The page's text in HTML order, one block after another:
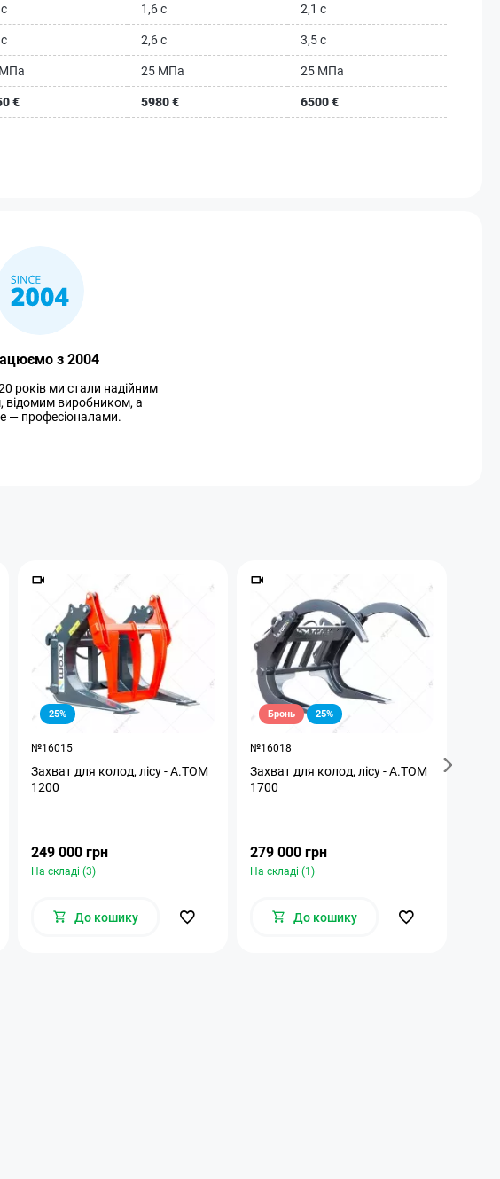
1,6 с 2,1 с
2,6 с 3,5 с
25 МПа 25 МПа
€ 5980 € 6500 €
з 2004
років ми стали надійним
відомим виробником, а
— професіоналами.
25%
№16015
Захват для колод, лісу - A.TOM
1200
249 000 грн
На складі (3)
До кошику
Бронь 25%
№16018
Захват для колод, лісу - А.ТОМ
1700
279 000 грн
На складі (1)
До кошику